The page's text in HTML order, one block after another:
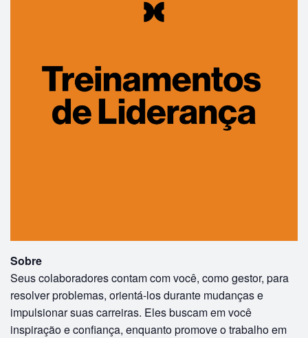
Sobre
Seus colaboradores contam com você, como gestor, para
resolver problemas, orientá-los durante mudanças e
impulsionar suas carreiras. Eles buscam em você
inspiração e confiança, enquanto promove o trabalho em